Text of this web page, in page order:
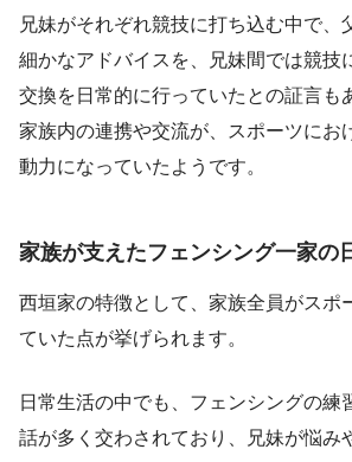
兄妹がそれぞれ競技に打ち込む中で、
細かなアドバイスを、兄妹間では競技
交換を日常的に行っていたとの証言も
家族内の連携や交流が、スポーツにお
動力になっていたようです。
家族が支えたフェンシング一家の
西垣家の特徴として、家族全員がスポ
ていた点が挙げられます。
日常生活の中でも、フェンシングの練
話が多く交わされており、兄妹が悩み